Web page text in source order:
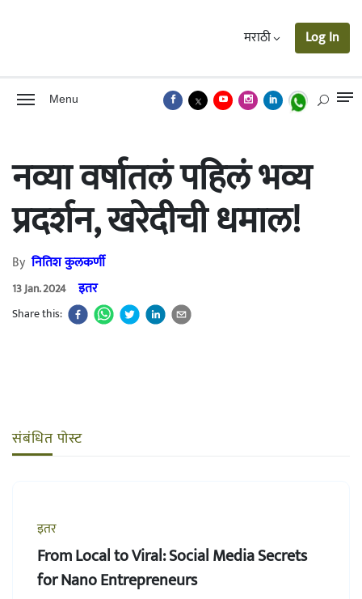
मराठी Log In
Menu
नव्या वर्षातलं पहिलं भव्य
प्रदर्शन, खरेदीची धमाल!
Byनितिश कुलकर्णी
13 Jan. 2024 इतर
Share this:
संबंधित पोस्ट
इतर
From Local to Viral: Social Media Secrets
for Nano Entrepreneurs